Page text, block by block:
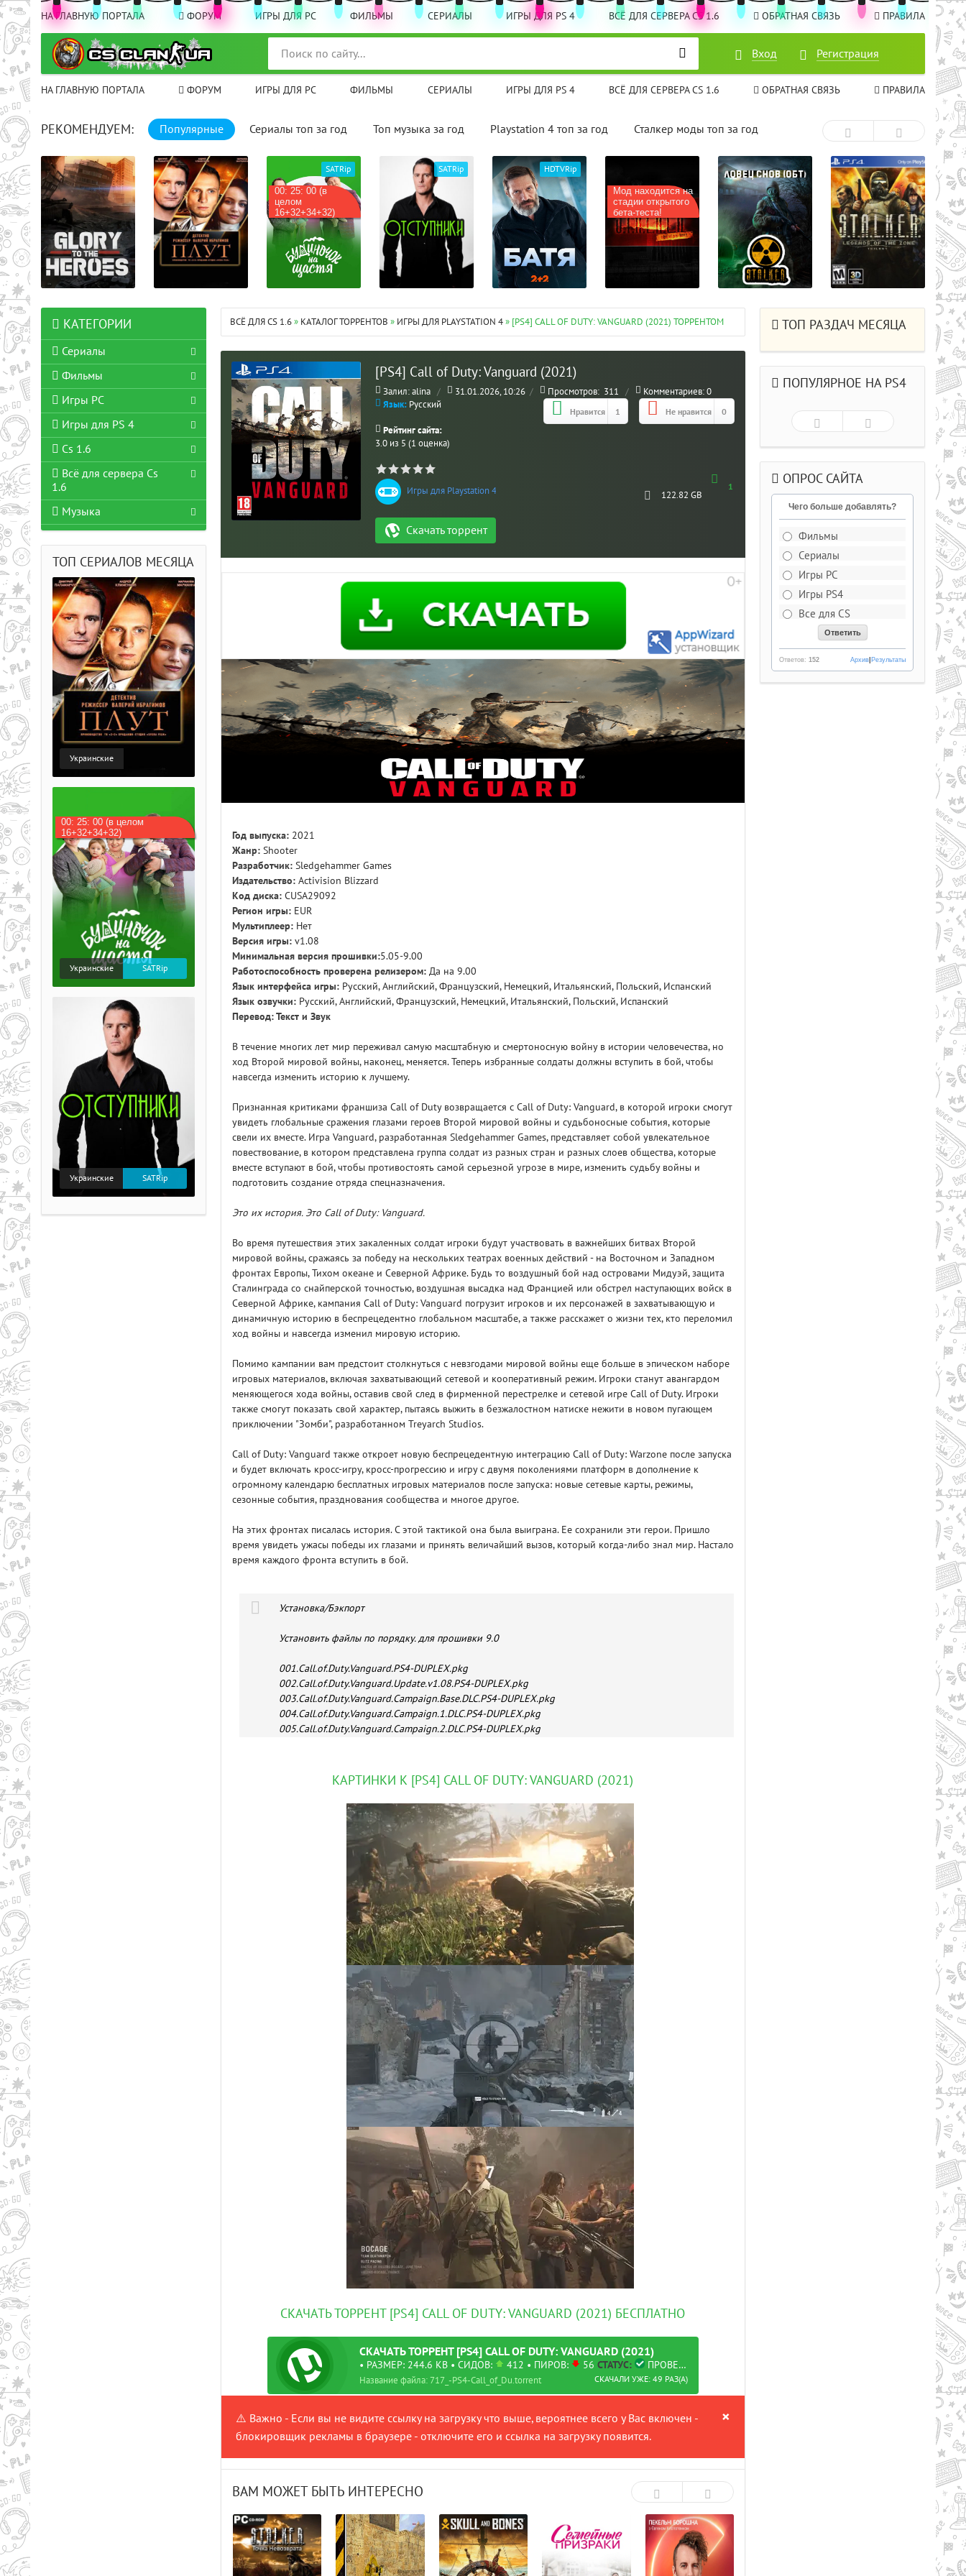
НА ГЛАВНУЮ ПОРТАЛА ФОРУМ ИГРЫ ДЛЯ PC ФИЛЬМЫ СЕРИАЛЫ ИГРЫ ДЛЯ PS 4 ВСЁ ДЛЯ СЕРВЕРА CS 1.6 ОБРАТНАЯ СВЯЗЬ ПРАВИЛА
Вход Регистрация
НА ГЛАВНУЮ ПОРТАЛА ФОРУМ ИГРЫ ДЛЯ PC ФИЛЬМЫ СЕРИАЛЫ ИГРЫ ДЛЯ PS 4 ВСЁ ДЛЯ СЕРВЕРА CS 1.6 ОБРАТНАЯ СВЯЗЬ ПРАВИЛА
Вход Регистрация
РЕКОМЕНДУЕМ: Популярные Сериалы топ за год Топ музыка за год Playstation 4 топ за год Сталкер моды топ за год
00: 25: 00 (в
целом
16+32+34+32)
SATRip SATRip HDTVRip
Мод находится на
стадии открытого
бета-теста!
ВСЁ ДЛЯ CS 1.6» КАТАЛОГ ТОРРЕНТОВ » ИГРЫ ДЛЯ PLAYSTATION 4» [PS4] CALL OF DUTY: VANGUARD (2021) ТОРРЕНТОМ
[PS4] Call of Duty: Vanguard (2021)
Залил: alina / 31.01.2026, 10:26 / Просмотров: 311 / Комментариев:0
Нравится 1 Не нравится 0
Язык:Русский
Рейтинг сайта:
3.0 из 5 (1 оценка)
1
122.82 GB
Игры для Playstation 4
Скачать торрент
Год выпуска:2021
Жанр: Shooter
Разработчик: Sledgehammer Games
Издательство: Activision Blizzard
Код диска: CUSA29092
Регион игры:EUR
Мультиплеер: Нет
Версия игры: v1.08
Минимальная версия прошивки:5.05-9.00
Работоспособность проверена релизером:Да на 9.00
Язык интерфейса игры: Русский, Английский, Французский, Немецкий, Итальянский, Польский, Испанский
Язык озвучки: Русский, Английский, Французский, Немецкий, Итальянский, Польский, Испанский
Перевод: Текст и Звук
В течение многих лет мир переживал самую масштабную и смертоносную войну в истории человечества, но
ход Второй мировой войны, наконец, меняется. Теперь избранные солдаты должны вступить в бой, чтобы
навсегда изменить историю к лучшему.
Признанная критиками франшиза Call of Duty возвращается с Call of Duty: Vanguard, в которой игроки смогут
увидеть глобальные сражения глазами героев Второй мировой войны и судьбоносные события, которые
свели их вместе. Игра Vanguard, разработанная Sledgehammer Games, представляет собой увлекательное
повествование, в котором представлена группа солдат из разных стран и разных слоев общества, которые
вместе вступают в бой, чтобы противостоять самой серьезной угрозе в мире, изменить судьбу войны и
подготовить создание отряда спецназначения.
Это их история. Это Call of Duty: Vanguard.
Во время путешествия этих закаленных солдат игроки будут участвовать в важнейших битвах Второй
мировой войны, сражаясь за победу на нескольких театрах военных действий - на Восточном и Западном
фронтах Европы, Тихом океане и Северной Африке. Будь то воздушный бой над островами Мидуэй, защита
Сталинграда со снайперской точностью, воздушная высадка над Францией или обстрел наступающих войск в
Северной Африке, кампания Call of Duty: Vanguard погрузит игроков и их персонажей в захватывающую и
динамичную историю в беспрецедентно глобальном масштабе, а также расскажет о жизни тех, кто переломил
ход войны и навсегда изменил мировую историю.
Помимо кампании вам предстоит столкнуться с невзгодами мировой войны еще больше в эпическом наборе
игровых материалов, включая захватывающий сетевой и кооперативный режим. Игроки станут авангардом
меняющегося хода войны, оставив свой след в фирменной перестрелке и сетевой игре Call of Duty. Игроки
также смогут показать свой характер, пытаясь выжить в безжалостном натиске нежити в новом пугающем
приключении "Зомби", разработанном Treyarch Studios.
Call of Duty: Vanguard также откроет новую беспрецедентную интеграцию Call of Duty: Warzone после запуска
и будет включать кросс-игру, кросс-прогрессию и игру с двумя поколениями платформ в дополнение к
огромному календарю бесплатных игровых материалов после запуска: новые сетевые карты, режимы,
сезонные события, празднования сообщества и многое другое.
На этих фронтах писалась история. С этой тактикой она была выиграна. Ее сохранили эти герои. Пришло
время увидеть ужасы победы их глазами и принять величайший вызов, который когда-либо знал мир. Настало
время каждого фронта вступить в бой.
Установка/Бэкпорт
Установить файлы по порядку. для прошивки 9.0
001.Call.of.Duty.Vanguard.PS4-DUPLEX.pkg
002.Call.of.Duty.Vanguard.Update.v1.08.PS4-DUPLEX.pkg
003.Call.of.Duty.Vanguard.Campaign.Base.DLC.PS4-DUPLEX.pkg
004.Call.of.Duty.Vanguard.Campaign.1.DLC.PS4-DUPLEX.pkg
005.Call.of.Duty.Vanguard.Campaign.2.DLC.PS4-DUPLEX.pkg
008.Call.of.Duty.Vanguard.Content.2.License.DLC.PS4-DUPLEX.pkg
009.Call.of.Duty.Vanguard.Content.3.License.DLC.PS4-DUPLEX.pkg
010.Call.of.Duty.Vanguard.Content.4.License.DLC.PS4-DUPLEX.pkg
011.Call.of.Duty.Vanguard.Content.5.License.DLC.PS4-DUPLEX.pkg
Для прошивок 5.05 / 6.72 / 7.02 / 7.55
001.Call.of.Duty.Vanguard.PS4-DUPLEX.pkg
EP0002-CUSA29092_00-CODVTHEGAME00001-A0108-V0100-CyB1K.pkg (из папки BACKPORT)
003.Call.of.Duty.Vanguard.Campaign.Base.DLC.PS4-DUPLEX.pkg
004.Call.of.Duty.Vanguard.Campaign.1.DLC.PS4-DUPLEX.pkg
005.Call.of.Duty.Vanguard.Campaign.2.DLC.PS4-DUPLEX.pkg
006.Call.of.Duty.Vanguard.Content.0.License.DLC.PS4-DUPLEX.pkg
007.Call.of.Duty.Vanguard.Content.1.License.DLC.PS4-DUPLEX.pkg
008.Call.of.Duty.Vanguard.Content.2.License.DLC.PS4-DUPLEX.pkg
009.Call.of.Duty.Vanguard.Content.3.License.DLC.PS4-DUPLEX.pkg
010.Call.of.Duty.Vanguard.Content.4.License.DLC.PS4-DUPLEX.pkg
011.Call.of.Duty.Vanguard.Content.5.License.DLC.PS4-DUPLEX.pkg
КАРТИНКИ К [PS4] CALL OF DUTY: VANGUARD (2021)
СКАЧАТЬ ТОРРЕНТ [PS4] CALL OF DUTY: VANGUARD (2021) БЕСПЛАТНО
СКАЧАТЬТОРРЕНТ [PS4] CALL OF DUTY: VANGUARD (2021)
• РАЗМЕР: 244.6 KB• СИДОВ: 412 • ПИРОВ: 56 СТАТУС: ПРОВЕРЕНО
СКАЧАЛИ УЖЕ: 49 РАЗ(А)
Название файла: 717_-PS4-Call_of_Du.torrent
×
⚠️ Важно - Если вы не видите ссылку на загрузку что выше, вероятнее всего у Вас включен -
блокировщик рекламы в браузере - отключите его и ссылка на загрузку появится.
ВАМ МОЖЕТ БЫТЬ ИНТЕРЕСНО
КАТЕГОРИИ
Сериалы
Фильмы
Игры PC
Игры для PS 4
Cs 1.6
Всё для сервера Cs
1.6
Музыка
ТОП СЕРИАЛОВ МЕСЯЦА
Украинские
00: 25: 00 (в целом
16+32+34+32)
Украинские SATRip
Украинские SATRip
ТОП РАЗДАЧ МЕСЯЦА
ПОПУЛЯРНОЕ НА PS4
ВЗРЫВАЮЩИМИСЯ ГОЛОВАМИ .
Рейтинг
2.7/из 5 50.37 GB
GLORY TO THE HEROES! (2024) PC
ОПРОС САЙТА
Чего больше добавлять?
Фильмы
Сериалы
Игры PC
Игры PS4
Все для CS
Ответов:152 Результаты
|
Архив